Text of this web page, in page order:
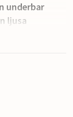
underbar
ljusa
du njuter av